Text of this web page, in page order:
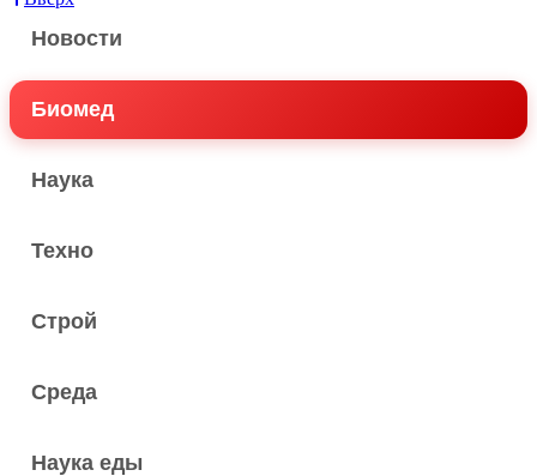
Новости
Биомед
Наука
Техно
Строй
Среда
Наука еды